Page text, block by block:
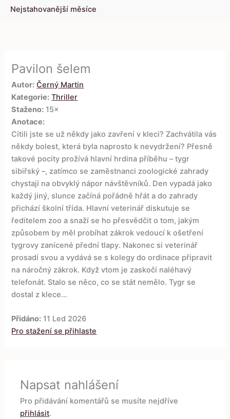
Nejstahovanější měsíce
Pavilon šelem
Autor: Černý Martin
Kategorie: Thriller
Staženo: 15×
Anotace:
Cítili jste se už někdy jako zavření v kleci? Zachvátila vás
někdy bolest, která byla naprosto k nevydržení? Přesně
takové pocity prožívá hlavní hrdina příběhu – tygr
sibiřský –, zatímco se zaměstnanci zoologické zahrady
chystají na obvyklý nápor návštěvníků. Den vypadá jako
každý jiný, slunce začíná pořádně hřát a do zahrady
přichází školní třída. Hlavní veterinář diskutuje se
ředitelem zoo a snaží se ho přesvědčit o tom, jakým
způsobem by měl probíhat zákrok vedoucí k ošetření
tygrovy zanícené přední tlapy. Nakonec si veterinář
prosadí svou a vydává se s kolegy do ordinace připravit
na náročný zákrok. Když vtom je zaskočí naléhavý
telefonát. Stalo se něco, co se stát nemělo. Tygr se
dostal z klece…
Přidáno: 11 Led 2026
Pro stažení se přihlaste
Napsat nahlášení
Pro přidávání komentářů se musíte nejdříve
přihlásit.